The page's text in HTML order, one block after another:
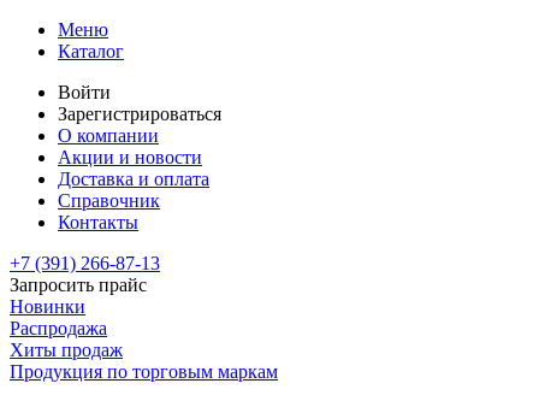
Меню
Каталог
Войти
Зарегистрироваться
О компании
Акции и новости
Доставка и оплата
Справочник
Контакты
+7 (391) 266-87-13
Запросить прайс
Новинки
Распродажа
Хиты продаж
Продукция по торговым маркам